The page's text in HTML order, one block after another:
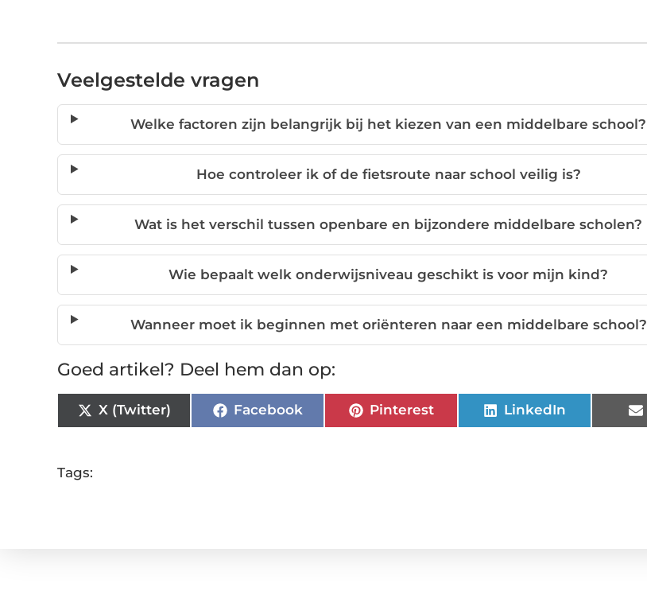
Veelgestelde vragen
Welke factoren zijn belangrijk bij het kiezen van een middelbare school?
Hoe controleer ik of de fietsroute naar school veilig is?
Wat is het verschil tussen openbare en bijzondere middelbare scholen?
Wie bepaalt welk onderwijsniveau geschikt is voor mijn kind?
Wanneer moet ik beginnen met oriënteren naar een middelbare school?
Goed artikel? Deel hem dan op:
X (Twitter) Facebook Pinterest LinkedIn
Tags: